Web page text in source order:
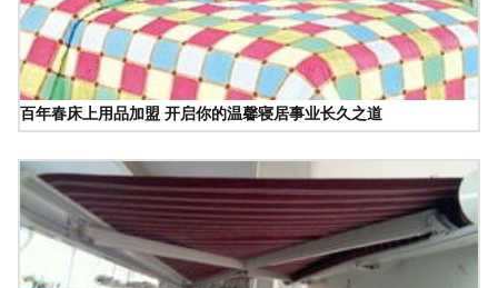
百年春床上用品加盟 开启你的温馨寝居事业长久之道